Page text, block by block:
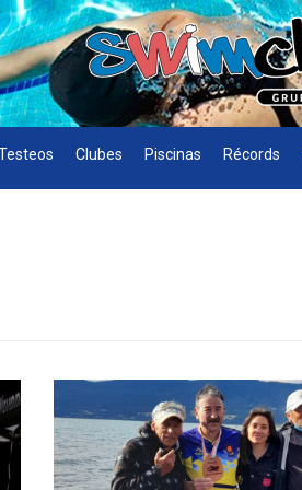
Clubes Piscinas Récords